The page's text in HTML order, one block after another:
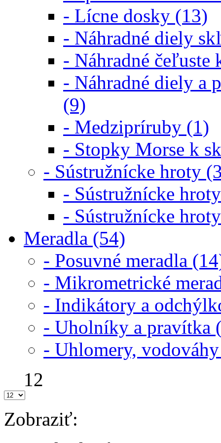
- Lícne dosky (13)
- Náhradné diely
- Náhradné
- Náhradné diely a
(9)
- Medzipríruby (1)
- Stopky Morse k
- Sústružnícke hroty
- Sústružnícke
- Sústružnícke
Meradla (54)
- Posuvné meradla
- Mikrometrické
- Indikátory a
- Uholníky a pravítka
- Uhlomery,
12
Zobraziť: